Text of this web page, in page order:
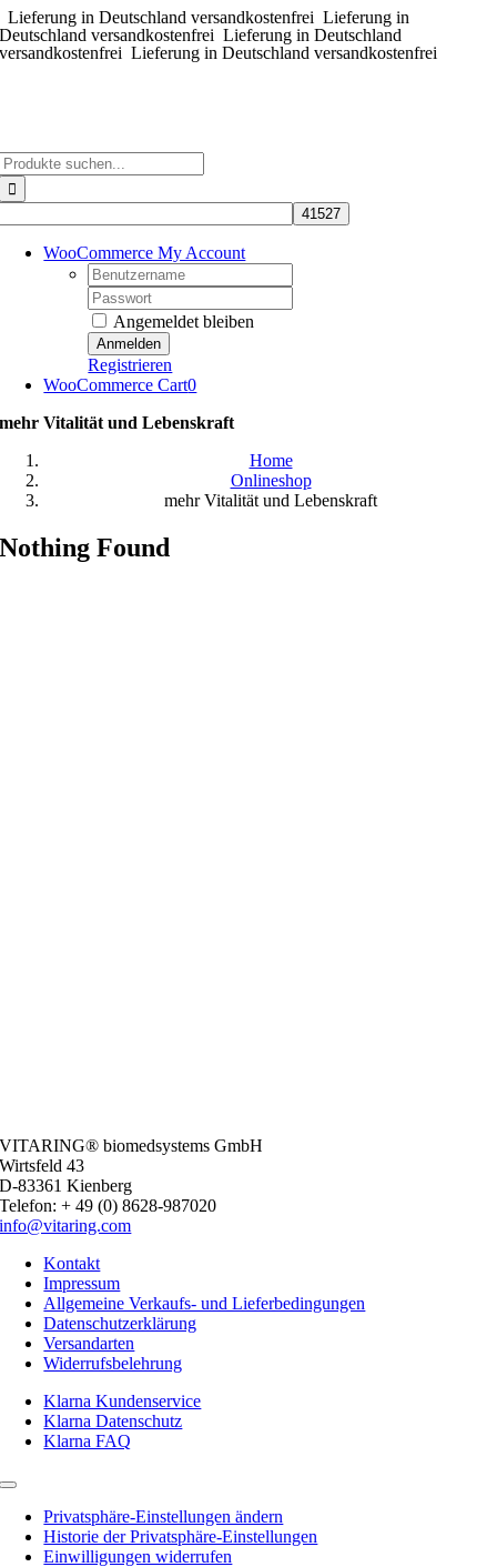
Zum
Inhalt
springen
Lieferung in Deutschland versandkostenfreiLieferung in
Deutschland versandkostenfrei Lieferung in Deutschland
versandkostenfreiLieferung in Deutschland versandkostenfrei
WooCommerce My Account
Username:
Password:
Angemeldet bleiben
Registrieren
WooCommerce Cart0
mehr Vitalität und Lebenskraft
Home
Onlineshop
mehr Vitalität und Lebenskraft
Nothing Found
VITARING® biomedsystems GmbH
Wirtsfeld 43
D-83361 Kienberg
Telefon: + 49 (0) 8628-987020
info@vitaring.com
Kontakt
Impressum
Allgemeine Verkaufs- und Lieferbedingungen
Datenschutzerklärung
Versandarten
Widerrufsbelehrung
Klarna Kundenservice
Klarna Datenschutz
Klarna FAQ
Toggle
NavigationPrivatsphäre-Einstellungen ändern
Historie der Privatsphäre-Einstellungen
Einwilligungen widerrufen